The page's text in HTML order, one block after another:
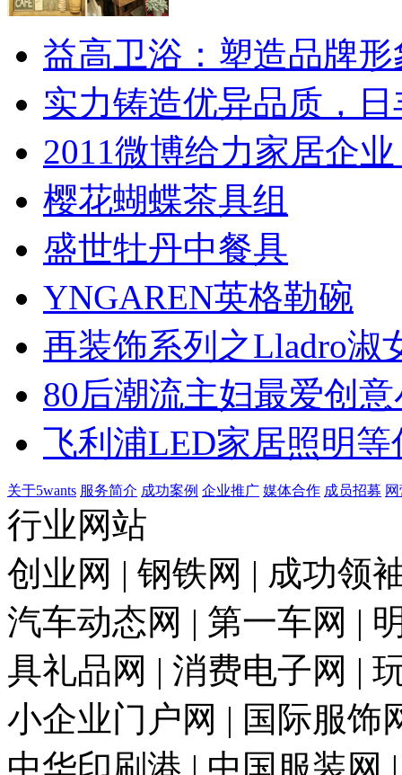
益高卫浴：塑造品牌形
实力铸造优异品质，日
2011微博给力家居企
樱花蝴蝶茶具组
盛世牡丹中餐具
YNGAREN英格勒碗
再装饰系列之Lladro淑
80后潮流主妇最爱创
飞利浦LED家居照明等
关于5wants 服务简介 成功案例 企业推广 媒体合作 成员招募
行业网站
创业网 | 钢铁网 | 成功领
汽车动态网 | 第一车网 |
具礼品网 | 消费电子网 |
小企业门户网 | 国际服饰
中华印刷港 | 中国服装网